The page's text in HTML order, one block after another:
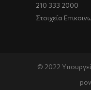
210 333 2000
Στοιχεία
© 2022